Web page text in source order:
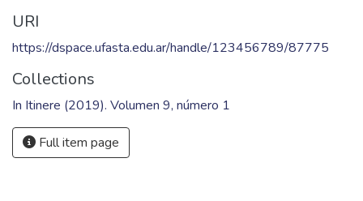
URI
https://dspace.ufasta.edu.ar/handle/123456789/87775
Collections
In Itinere (2019). Volumen 9, número 1
Full item page